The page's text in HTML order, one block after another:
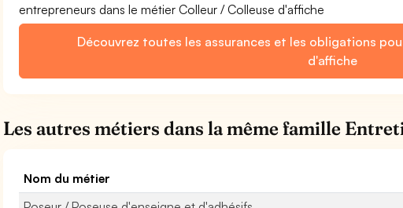
entrepreneurs dans le métier Colleur / Colleuse d'affiche
Découvrez toutes les assurances et les obligations
d'affiche
Les autres métiers dans la même famille
Nom du métier